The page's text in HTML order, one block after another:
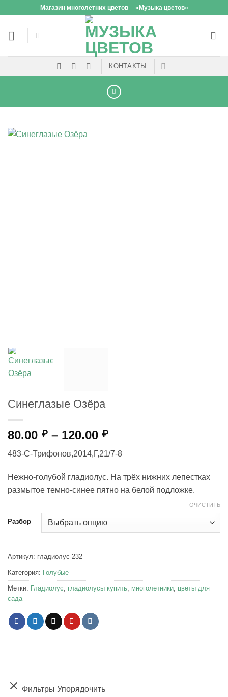
content
Магазин многолетних цветов «Музыка цветов»
КОНТАКТЫ
Синеглазые Озёра
80.00 ₽ – 120.00 ₽Диапазон
80.00 ₽
–
120.00 ₽
483-С-Трифонов,2014,Г,21/7-8
Нежно-голубой гладиолус. На трёх нижних лепестках
размытое темно-синее пятно на белой подложке.
Разбор
ОЧИСТИТЬ
Артикул: гладиолус-232
Категория: Голубые
Метки: Гладиолус, гладиолусы купить, многолетники, цветы для
сада
Фильтры Упорядочить